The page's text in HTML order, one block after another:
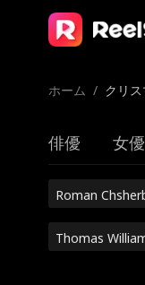
ホーム / クリス
俳優 女優
Roman
Thomas